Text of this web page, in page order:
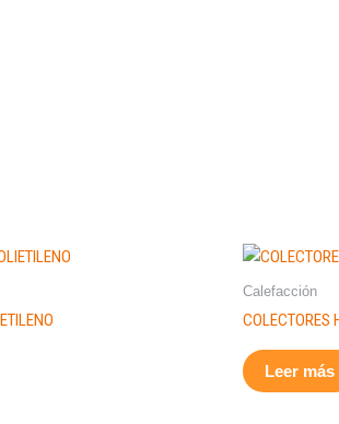
Calefacción
COLECTORES
Leer más